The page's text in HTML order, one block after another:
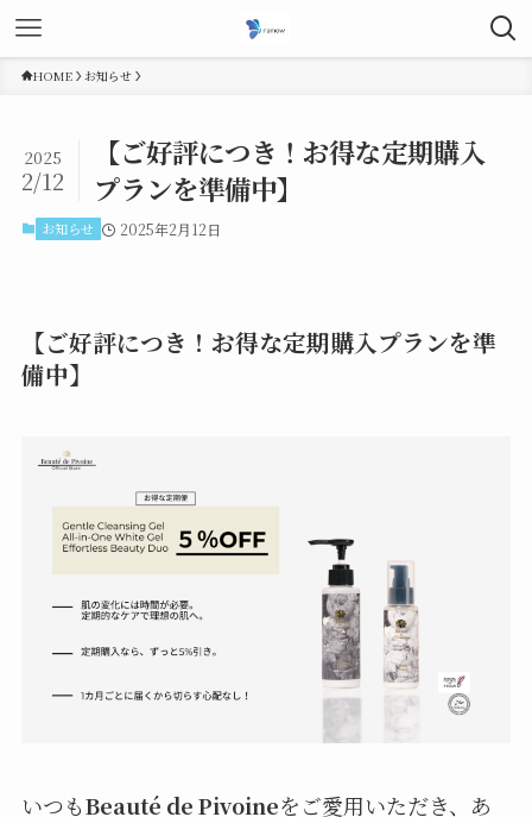
HOME お知らせ
【ご好評につき！お得な定期購入
プランを準備中】
2025
2/12
お知らせ 2025年2月12日
【ご好評につき！お得な定期購入プランを準
備中】
いつもBeauté de Pivoineをご愛用いただき、あ